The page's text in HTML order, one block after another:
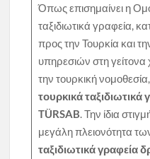
Όπως επισημαίνει η
ταξιδιωτικά γραφεία,
προς την Τουρκία και
υπηρεσιών στη
την τουρκική
τουρκικά ταξιδιωτικά
TÜRSAB. Την ίδια
μεγάλη πλειονότητα
ταξιδιωτικά γραφεία